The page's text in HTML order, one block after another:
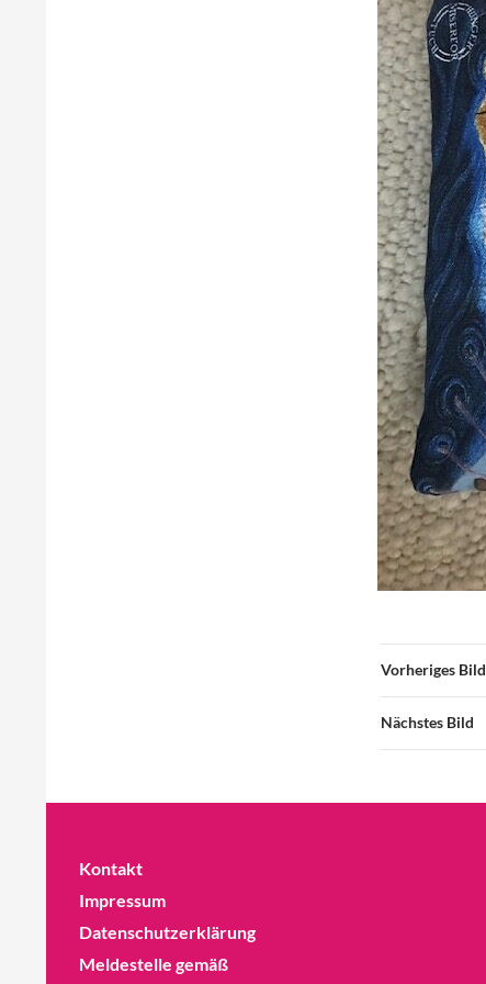
Vorheriges Bild
Nächstes Bild
Kontakt
Impressum
Datenschutzerklärung
Meldestelle gemäß